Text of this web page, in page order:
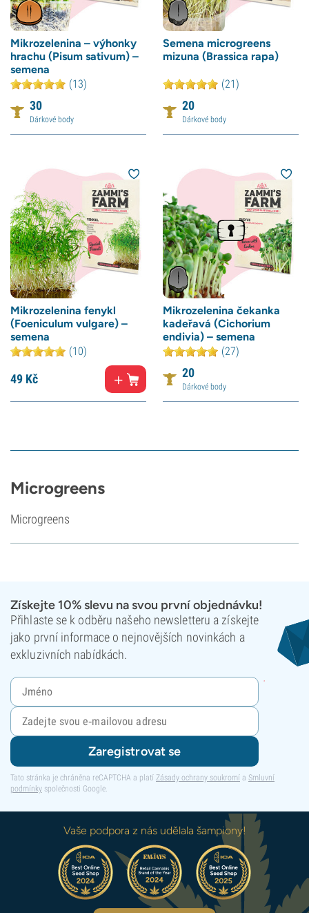
Mikrozelenina – výhonky
hrachu (Pisum sativum) –
semena
(13)
30
Dárkové body
Semena microgreens
mizuna (Brassica rapa)
(21)
20
Dárkové body
Mikrozelenina fenykl
(Foeniculum vulgare) –
semena
(10)
49 Kč
Mikrozelenina čekanka
kadeřavá (Cichorium
endivia) – semena
(27)
20
Dárkové body
Microgreens
Microgreens
Získejte 10% slevu na svou první objednávku!
Přihlaste se k odběru našeho newsletteru a získejte
jako první informace o nejnovějších novinkách a
exkluzivních nabídkách.
Zaregistrovat se
Tato stránka je chráněna reCAPTCHA a platí Zásady ochrany soukromí a Smluvní
podmínky společnosti Google.
Vaše podpora z nás udělala šampiony!